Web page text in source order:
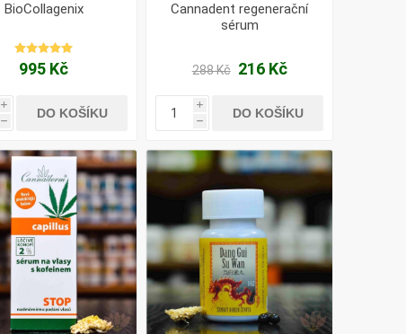
BioCollagenix
995 Kč
i
h
DO KOŠÍKU
Cannadent regenerační
sérum
288 Kč 216 Kč
i
h
DO KOŠÍKU